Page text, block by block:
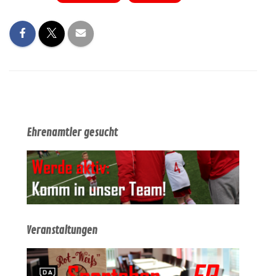
Ehrenamtler gesucht
Veranstaltungen